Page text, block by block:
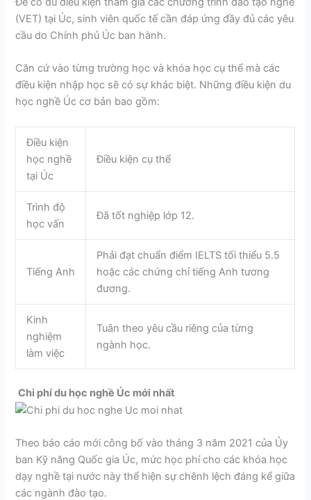
(VET) tại Úc, sinh viên quốc tế cần đáp ứng đầy đủ các yêu
cầu do Chính phủ Úc ban hành.
Căn cứ vào từng trường học và khóa học cụ thể mà các
điều kiện nhập học sẽ có sự khác biệt. Những điều kiện du
học nghề Úc cơ bản bao gồm:
Điều kiện
học nghề
tại Úc
Điều kiện cụ thể
Trình độ
học vấn
Đã tốt nghiệp lớp 12.
Tiếng Anh
Phải đạt chuẩn điểm IELTS tối thiểu 5.5
hoặc các chứng chỉ tiếng Anh tương
đương.
Kinh
nghiệm
làm việc
Tuân theo yêu cầu riêng của từng
ngành học.
Chi phí du học nghề Úc mới nhất
Theo báo cáo mới công bố vào tháng 3 năm 2021 của Ủy
ban Kỹ năng Quốc gia Úc, mức học phí cho các khóa học
dạy nghề tại nước này thể hiện sự chênh lệch đáng kể giữa
các ngành đào tạo.